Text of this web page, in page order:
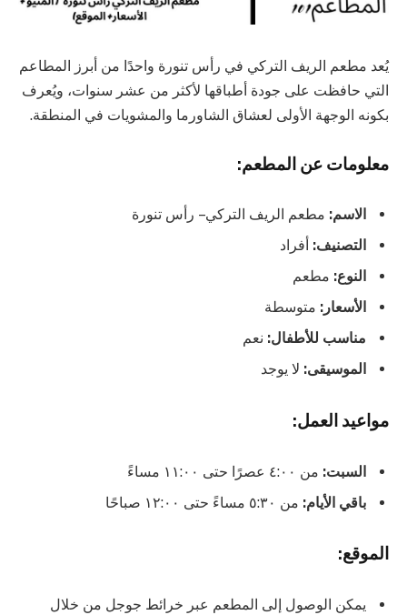
يُعد مطعم الريف التركي في رأس تنورة واحدًا من أبرز المطاعم
التي حافظت على جودة أطباقها لأكثر من عشر سنوات، ويُعرف
بكونه الوجهة الأولى لعشاق الشاورما والمشويات في المنطقة.
معلومات عن المطعم:
الاسم: مطعم الريف التركي – رأس تنورة
التصنيف: أفراد
النوع: مطعم
الأسعار: متوسطة
مناسب للأطفال: نعم
الموسيقى: لا يوجد
مواعيد العمل:
السبت: من ٤:٠٠ عصرًا حتى ١١:٠٠ مساءً
باقي الأيام: من ٥:٣٠ مساءً حتى ١٢:٠٠ صباحًا
الموقع:
يمكن الوصول إلى المطعم عبر خرائط جوجل من خلال